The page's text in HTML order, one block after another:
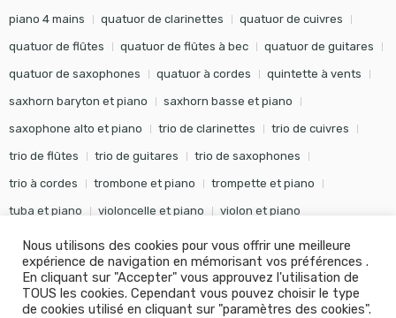
piano 4 mains quatuor de clarinettes quatuor de cuivres
quatuor de flûtes quatuor de flûtes à bec quatuor de guitares
quatuor de saxophones quatuor à cordes quintette à vents
saxhorn baryton et piano saxhorn basse et piano
saxophone alto et piano trio de clarinettes trio de cuivres
trio de flûtes trio de guitares trio de saxophones
trio à cordes trombone et piano trompette et piano
tuba et piano violoncelle et piano violon et piano
© Editions Soldano - Tous droits réservés -Conception Khalid
Nous utilisons des cookies pour vous offrir une meilleure
expérience de navigation en mémorisant vos préférences .
En cliquant sur "Accepter" vous approuvez l'utilisation de
TOUS les cookies. Cependant vous pouvez choisir le type
de cookies utilisé en cliquant sur "paramètres des cookies".